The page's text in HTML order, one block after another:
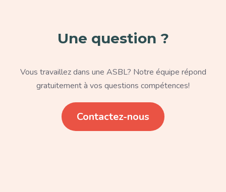
Une question ?
Vous travaillez dans une ASBL? Notre équipe répond
gratuitement à vos questions compétences!
Contactez-nous